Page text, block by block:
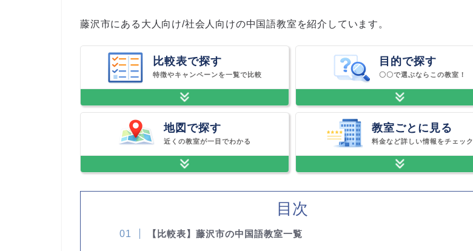
藤沢市にある大人向け/社会人向けの中国語教室を紹介しています。
比較表で探す
特徴やキャンペーンを一覧で比較
目的で探す
〇〇で選ぶならこの教室！
地図で探す
近くの教室が一目でわかる
教室ごとに見る
料金など詳しい情報をチェック
目次
【比較表】藤沢市の中国語教室一覧